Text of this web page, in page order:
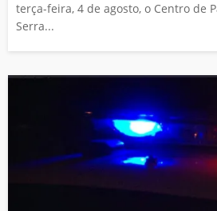
terça-feira, 4 de agosto, o Centro de
Serra...